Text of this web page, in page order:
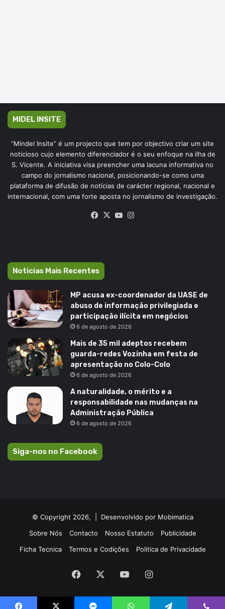
MIDEL INSITE
“Mindel Insite” é um projecto que tem por objectivo criar um site
noticioso cujo elemento diferenciador é o seu enfoque na ilha de
S. Vicente. A iniciativa visa preencher uma lacuna informativa no
campo do jornalismo nacional, posicionando-se como uma
plataforma de difusão de notícias de carácter regional, nacional e
internacional, com uma forte aposta no jornalismo de investigação.
Facebook
X YouTube
Noticias Mais Recentes
MP acusa ex-coordenador da UASE de
abuso de informação privilegiada e
participação ilícita em negócios
6 de agosto de 2026
Mais de 35 mil adeptos recebem
guarda-redes Vozinha em festa de
apresentação no Colo-Colo
6 de agosto de 2026
A naturalidade, o mérito e a
responsabilidade nas mudanças na
Administração Pública
6 de agosto de 2026
Siga-nos no Facebook
© Copyright 2026, | Desenvolvido por Mobimatica
Sobre Nós
Contacto Nosso Estatuto
Publicidade
Ficha Tecnica
Termos e Codições Politica de Privacidade
Facebook YouTubeInstagram